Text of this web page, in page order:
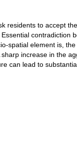
residents to accept
contradiction
spatial element is,
increase in the
can lead to